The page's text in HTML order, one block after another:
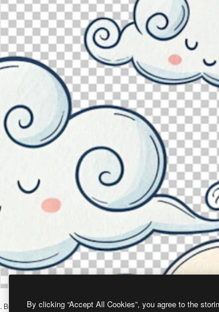
. Вы можете создать свой собственный с помощью нашего
By clicking “Accept All Cookies”, you agree to the